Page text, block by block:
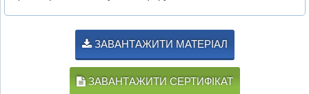
ЗАВАНТАЖИТИ МАТЕРІАЛ
ЗАВАНТАЖИТИ СЕРТИФІКАТ